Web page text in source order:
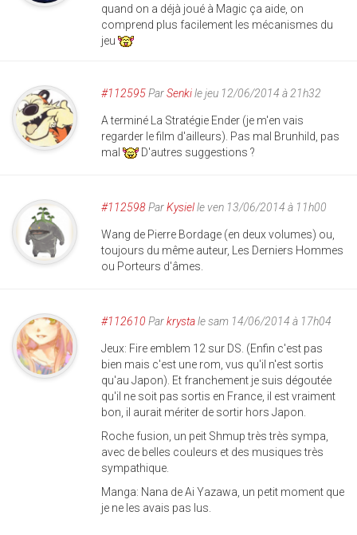
quand on a déjà joué à Magic ça aide, on
comprend plus facilement les mécanismes du
jeu
#112595ParSenkile jeu 12/06/2014 à 21h32
A terminé La Stratégie Ender (je m'en vais
regarder le film d'ailleurs). Pas mal Brunhild, pas
mal
D'autres suggestions ?
#112598ParKysielle ven 13/06/2014 à 11h00
Wang de Pierre Bordage (en deux volumes) ou,
toujours du même auteur, Les Derniers Hommes
ou Porteurs d'âmes.
#112610 Parkrystale sam 14/06/2014 à 17h04
Jeux: Fire emblem 12 sur DS. (Enfin c'est pas
bien mais c'est une rom, vus qu'il n'est sortis
qu'au Japon). Et franchement je suis dégoutée
qu'il ne soit pas sortis en France, il est vraiment
bon, il aurait mériter de sortir hors Japon.
Roche fusion, un peit Shmup très très sympa,
avec de belles couleurs et des musiques très
sympathique.
Manga: Nana de Ai Yazawa, un petit moment que
je ne les avais pas lus.